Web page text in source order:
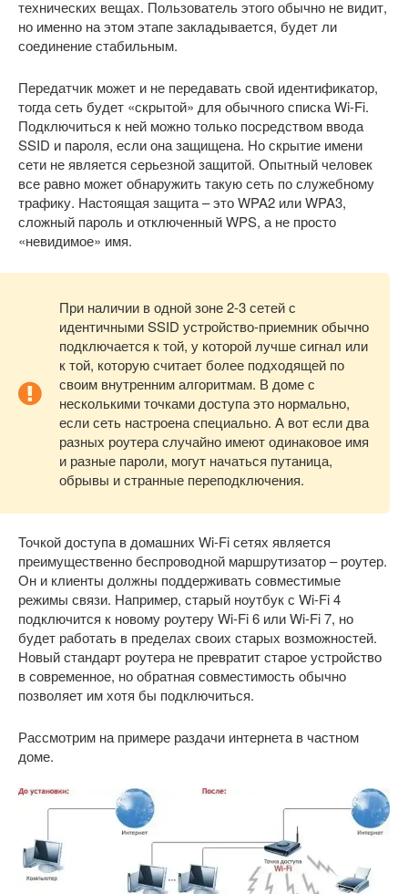
технических вещах. Пользователь этого обычно не видит,
но именно на этом этапе закладывается, будет ли
соединение стабильным.
Передатчик может и не передавать свой идентификатор,
тогда сеть будет «скрытой» для обычного списка Wi-Fi.
Подключиться к ней можно только посредством ввода
SSID и пароля, если она защищена. Но скрытие имени
сети не является серьезной защитой. Опытный человек
все равно может обнаружить такую сеть по служебному
трафику. Настоящая защита – это WPA2 или WPA3,
сложный пароль и отключенный WPS, а не просто
«невидимое» имя.
При наличии в одной зоне 2-3 сетей с
идентичными SSID устройство-приемник обычно
подключается к той, у которой лучше сигнал или
к той, которую считает более подходящей по
своим внутренним алгоритмам. В доме с
несколькими точками доступа это нормально,
если сеть настроена специально. А вот если два
разных роутера случайно имеют одинаковое имя
и разные пароли, могут начаться путаница,
обрывы и странные переподключения.
Точкой доступа в домашних Wi-Fi сетях является
преимущественно беспроводной маршрутизатор – роутер.
Он и клиенты должны поддерживать совместимые
режимы связи. Например, старый ноутбук с Wi-Fi 4
подключится к новому роутеру Wi-Fi 6 или Wi-Fi 7, но
будет работать в пределах своих старых возможностей.
Новый стандарт роутера не превратит старое устройство
в современное, но обратная совместимость обычно
позволяет им хотя бы подключиться.
Рассмотрим на примере раздачи интернета в частном
доме.